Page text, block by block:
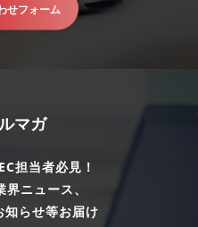
せフォーム
マガ
担当者必見！
ニュース、
知らせ等お届け